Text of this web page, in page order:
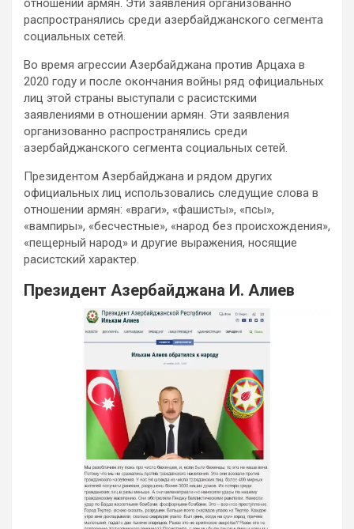
отношении армян. Эти заявления организованно
распространялись среди азербайджанского сегмента
социальных сетей.
Во время агрессии Азербайджана против Арцаха в
2020 году и после окончания войны ряд официальных
лиц этой страны выступали с расистскими
заявлениями в отношении армян. Эти заявления
организованно распространялись среди
азербайджанского сегмента социальных сетей.
Президентом Азербайджана и рядом других
официальных лиц использовались следущие слова в
отношении армян: «враги», «фашисты», «псы»,
«вампиры», «бесчестные», «народ без происхождения»,
«пещерный народ» и другие выражения, носящие
расистский характер.
Президент Азербайджана И. Алиев